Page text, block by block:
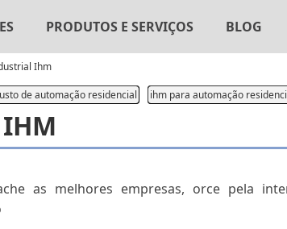
PRODUTOS E SERVIÇOS BLOG
Ihm
de automação residencial ihm para automação
as melhores empresas, orce pela